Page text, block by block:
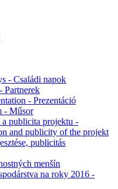
- Családi napok
Partnerek
- Prezentáció
- Műsor
a publicita projektu -
and publicity of the projekt
publicitás
menšín
na roky 2016 -